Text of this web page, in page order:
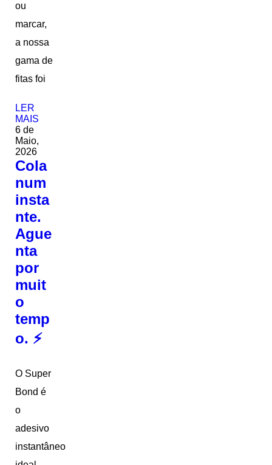
ou
marcar,
a nossa
gama de
fitas foi
LER
MAIS
6 de
Maio,
2026
Cola
num
insta
nte.
Ague
nta
por
muit
o
temp
o. ⚡
O Super
Bond é
o
adesivo
instantâneo